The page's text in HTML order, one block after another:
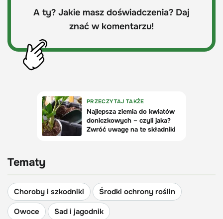
A ty? Jakie masz doświadczenia? Daj
znać w komentarzu!
Tematy
Choroby i szkodniki
Środki ochrony roślin
Owoce
Sad i jagodnik